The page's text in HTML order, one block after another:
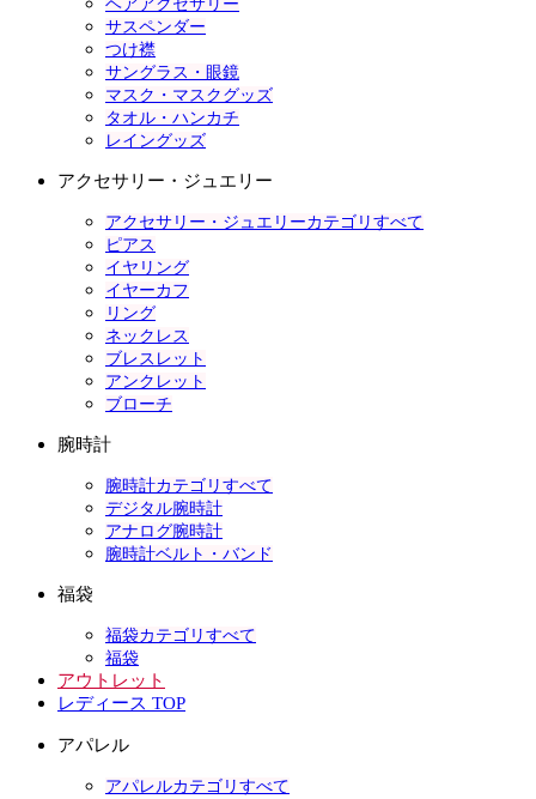
ヘアアクセサリー
サスペンダー
つけ襟
サングラス・眼鏡
マスク・マスクグッズ
タオル・ハンカチ
レイングッズ
アクセサリー・ジュエリー
アクセサリー・ジュエリーカテゴリすべて
ピアス
イヤリング
イヤーカフ
リング
ネックレス
ブレスレット
アンクレット
ブローチ
腕時計
腕時計カテゴリすべて
デジタル腕時計
アナログ腕時計
腕時計ベルト・バンド
福袋
福袋カテゴリすべて
福袋
アウトレット
レディース TOP
アパレル
アパレルカテゴリすべて